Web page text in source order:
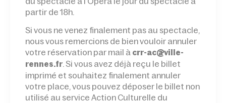
partir de 18h.
Si vous ne venez finalement pas au spectacle,
nous vous remercions de bien vouloir annuler
votre réservation par mail à crr-ac@ville-
rennes.fr . Si vous avez déjà reçu le billet
imprimé et souhaitez finalement annuler
votre place, vous pouvez déposer le billet non
utilisé au service Action Culturelle du